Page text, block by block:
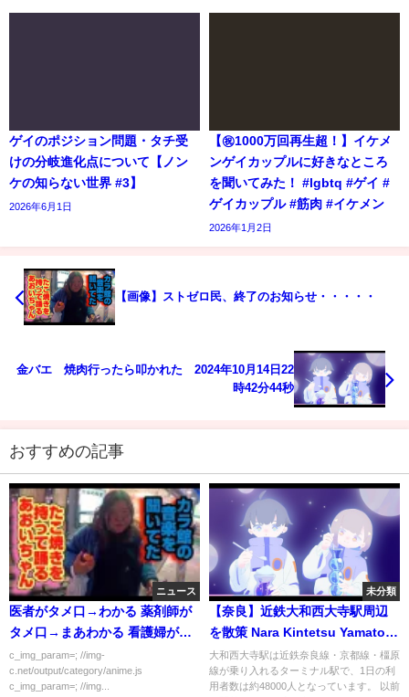
ゲイのポジション問題・タチ受
けの分岐進化点について【ノン
ケの知らない世界 #3】
2026年6月1日
【㊗️1000万回再生超！】イケメ
ンゲイカップルに好きなところ
を聞いてみた！ #lgbtq #ゲイ #
ゲイカップル #筋肉 #イケメン
2026年1月2日
【画像】ストゼロ民、終了のお知らせ・・・・・
金バエ 焼肉行ったら叩かれた 2024年10月14日22
時42分44秒
おすすめの記事
ニュース
医者がタメ口→わかる 薬剤師が
タメ口→まあわかる 看護婦が←
これ
c_img_param=; //img-
c.net/output/category/anime.js
c_img_param=; //img...
未分類
【奈良】近鉄大和西大寺駅周辺
を散策 Nara Kintetsu Yamato-
Saidaiji Station
大和西大寺駅は近鉄奈良線・京都線・橿原
線が乗り入れるターミナル駅で、1日の利
用者数は約48000人となっています。 以前